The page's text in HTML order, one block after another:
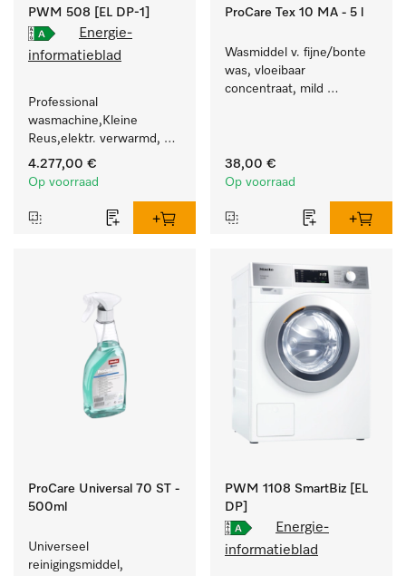
PWM 508 [EL DP-1]
Energie-
informatieblad
Professional
wasmachine,Kleine
Reus,elektr. verwarmd,
met afvoerpomp en
doelgroepspecifieke
Vermogen 8 kg in 49 min.
4.277,00 €
Op voorraad
ProCare Tex 10 MA - 5 l
Wasmiddel v. fijne/bonte
was, vloeibaar
concentraat, mild
38,00 €
Op voorraad
ProCare Universal 70 ST -
500ml
Universeel
reinigingsmiddel,
PWM 1108 SmartBiz [EL
DP]
Energie-
informatieblad